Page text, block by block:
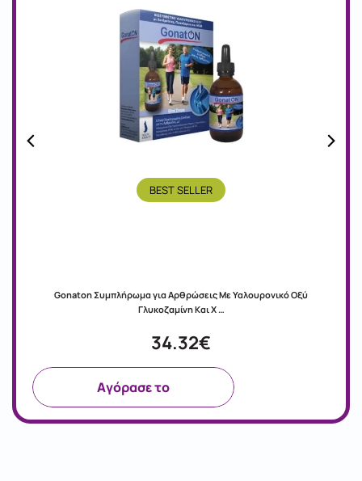
BEST SELLER
Gonaton Συμπλήρωμα για Αρθρώσεις Με Υαλουρονικό Οξύ
Γλυκοζαμίνη Και Χ …
34.32€
Aγόρασε το